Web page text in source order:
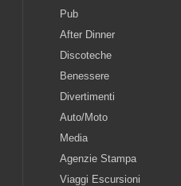
Pub
After Dinner
Discoteche
Benessere
Divertimenti
Auto/Moto
Media
Agenzie Stampa
Viaggi Escursioni